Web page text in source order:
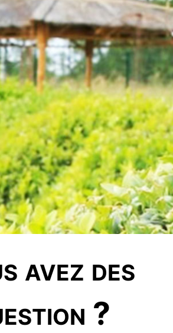
avez des
?